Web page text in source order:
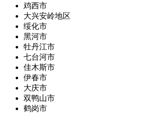
鸡西市
大兴安岭地区
绥化市
黑河市
牡丹江市
七台河市
佳木斯市
伊春市
大庆市
双鸭山市
鹤岗市